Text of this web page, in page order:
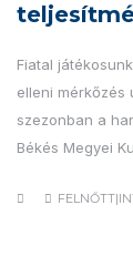
Fiatal
elleni mérkőzés
szezonban a
Békés Megyei